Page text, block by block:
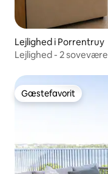
Lejlighed i Porrentruy
Lejlighed - 2
Gæstefavorit
Gæstefavorit